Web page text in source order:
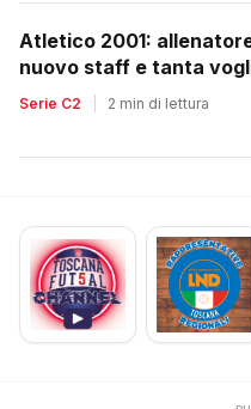
Atletico 2001:
nuovo staff e tanta
dopo la retrocessione
Serie C2 2 min di lettura